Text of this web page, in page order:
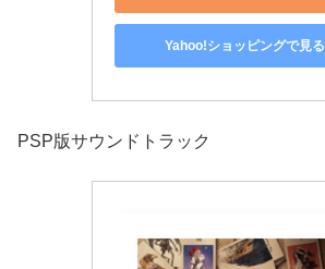
Yahoo!ショッピングで見る
PSP版サウンドトラック